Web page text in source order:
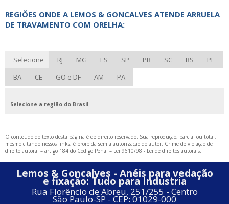
REGIÕES ONDE A LEMOS & GONCALVES ATENDE ARRUELA
DE TRAVAMENTO COM ORELHA:
Selecione RJ MG ES SP PR SC RS
PE
BA
CE GO e DF AM PA
Selecione a região do Brasil
O conteúdo do texto desta página é de direito reservado. Sua reprodução, parcial ou total,
mesmo citando nossos links, é proibida sem a autorização do autor. Crime de violação de
direito autoral – artigo 184 do Código Penal – Lei 9610/98 - Lei de direitos autorais
Lemos & Goncalves - Anéis para vedação
e fixação: Tudo para Indústria
Rua Florêncio de Abreu, 251/255 - Centro
São Paulo-SP - CEP: 01029-000